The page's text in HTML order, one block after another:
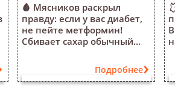
🩸 Мясников раскрыл
правду: если у вас диабет,
не пейте метформин!
Сбивает сахар обычный...
Подробнее